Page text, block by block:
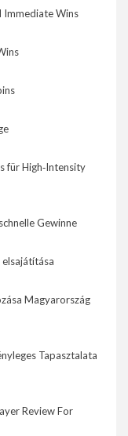
Immediate Wins
für High‑Intensity
Gewinne
Magyarország
Tapasztalata
Review For